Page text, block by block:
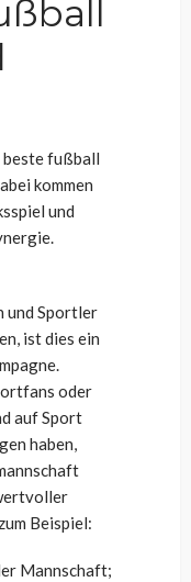
beste fußball
kommen
und
und Sportler
ist dies ein
oder
auf Sport
haben,
Beispiel:
Mannschaft;